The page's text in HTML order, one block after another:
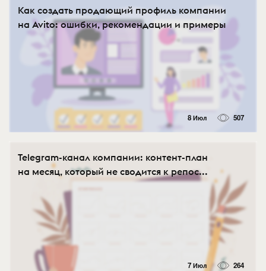
Как создать продающий профиль компании
на Avito: ошибки, рекомендации и примеры
8 Июл 507
Telegram-канал компании: контент-план
на месяц, который не сводится к репос...
7 Июл 264